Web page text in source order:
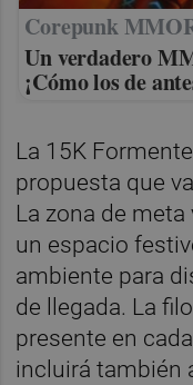
Corepunk
Un verdadero
¡Cómo los de
La 15K
propuesta que
La zona de
un espacio
ambiente para
de llegada. La
presente en
incluirá también